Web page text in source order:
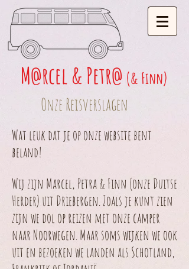
M@rcel & Petr@ (& Finn)
Onze Reisverslagen
Wat leuk dat je op onze website bent
beland!
Wij zijn Marcel, Petra & Finn (onze Duitse
Herder) uit Driebergen. Zoals je kunt zien
zijn we dol op reizen met onze camper
naar Noorwegen. Maar soms wijken we ook
uit en bezoeken we landen als Schotland,